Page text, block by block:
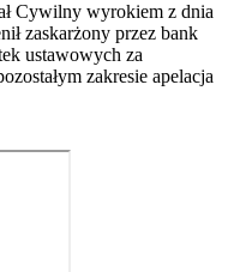
Cywilny wyrokiem z dnia
zaskarżony przez bank
ustawowych za
zakresie apelacja